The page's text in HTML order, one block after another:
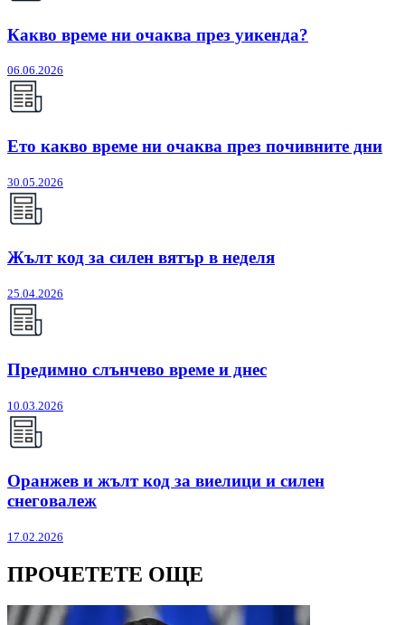
Какво време ни очаква през уикенда?
06.06.2026
Ето какво време ни очаква през почивните дни
30.05.2026
Жълт код за силен вятър в неделя
25.04.2026
Предимно слънчево време и днес
10.03.2026
Оранжев и жълт код за виелици и силен
снеговалеж
17.02.2026
ПРОЧЕТЕТЕ ОЩЕ